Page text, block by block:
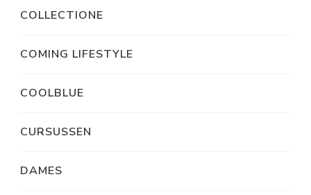
COLLECTIONE
COMING LIFESTYLE
COOLBLUE
CURSUSSEN
DAMES